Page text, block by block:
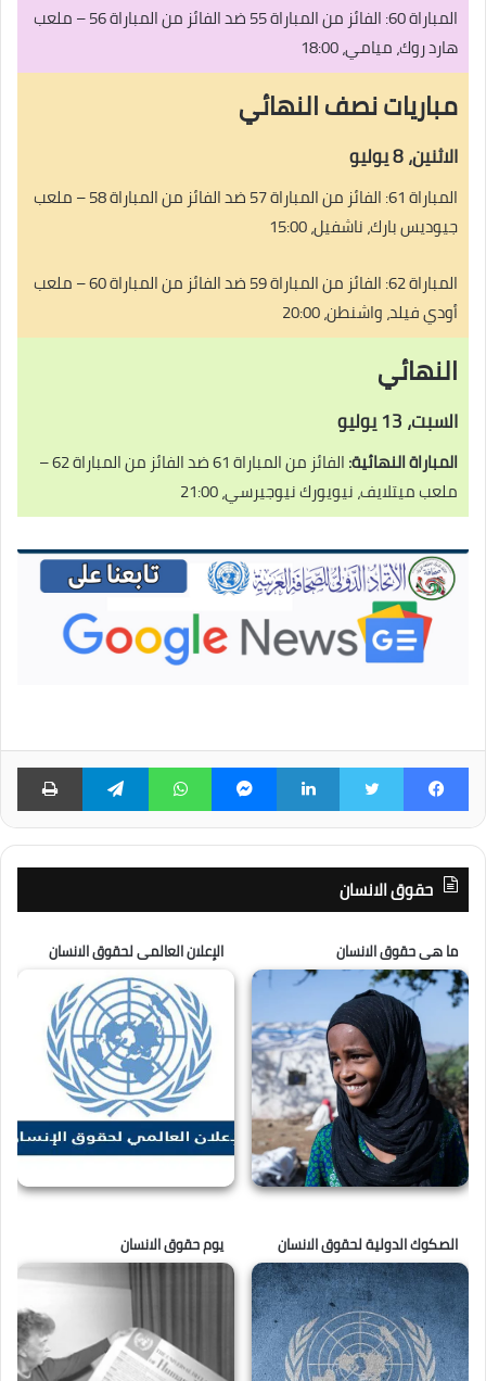
المباراة 60: الفائز من المباراة 55 ضد الفائز من المباراة 56 – ملعب
هارد روك، ميامي، 18:00
مباريات نصف النهائي
الاثنين، 8 يوليو
المباراة 61: الفائز من المباراة 57 ضد الفائز من المباراة 58 – ملعب
جيوديس بارك، ناشفيل، 15:00
المباراة 62: الفائز من المباراة 59 ضد الفائز من المباراة 60 – ملعب
أودي فيلد، واشنطن، 20:00
النهائي
السبت، 13 يوليو
المباراة النهائية:
الفائز من المباراة 61 ضد الفائز من المباراة 62 –
ملعب ميتلايف، نيويورك نيوجيرسي، 21:00
فيسبوك لينكدإن ماسنجر واتساب تيلقرام
حقوق الانسان
ما هى حقوق الانسان الإعلان العالمى لحقوق الانسان
الصكوك الدولية لحقوق الانسان يوم حقوق الانسان